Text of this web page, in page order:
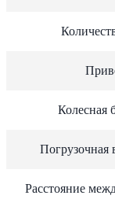
Колесная
Погрузочная
Расстояние